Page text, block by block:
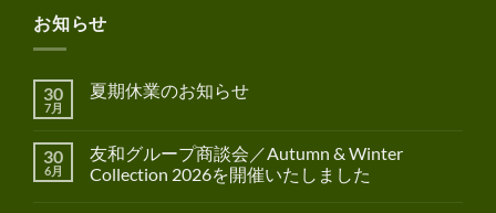
お知らせ
30
7月
夏期休業のお知らせ
30
6月
友和グループ商談会／Autumn & Winter
Collection 2026を開催いたしました